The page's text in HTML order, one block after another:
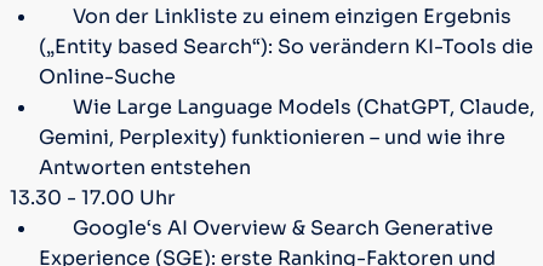
Von der Linkliste zu einem einzigen Ergebnis
(„Entity based Search“): So verändern KI-Tools die
Online-Suche
Wie Large Language Models (ChatGPT, Claude,
Gemini, Perplexity) funktionieren – und wie ihre
Antworten entstehen
13.30 - 17.00 Uhr
Google‘s AI Overview & Search Generative
Experience (SGE): erste Ranking-Faktoren und